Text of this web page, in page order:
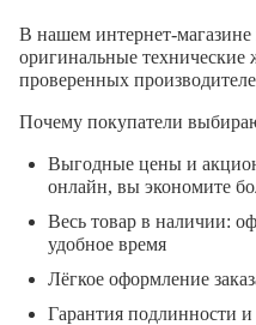
В нашем интернет-магазине
оригинальные технические
проверенных
Почему покупатели
Выгодные цены и
онлайн, вы экономите
Весь товар в наличии:
удобное время
Лёгкое оформление
Гарантия подлинности и